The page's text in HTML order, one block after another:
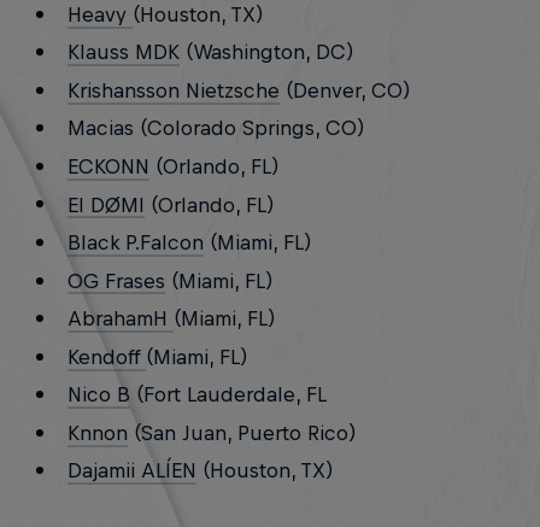
Heavy (Houston, TX)
Klauss MDK(Washington, DC)
Krishansson Nietzsche (Denver, CO)
Macias (Colorado Springs, CO)
ECKONN (Orlando, FL)
El DØMI (Orlando, FL)
Black P.Falcon (Miami, FL)
OG Frases (Miami, FL)
AbrahamH (Miami, FL)
Kendoff (Miami, FL)
Nico B (Fort Lauderdale, FL
Knnon (San Juan, Puerto Rico)
Dajamii ALÍEN (Houston, TX)